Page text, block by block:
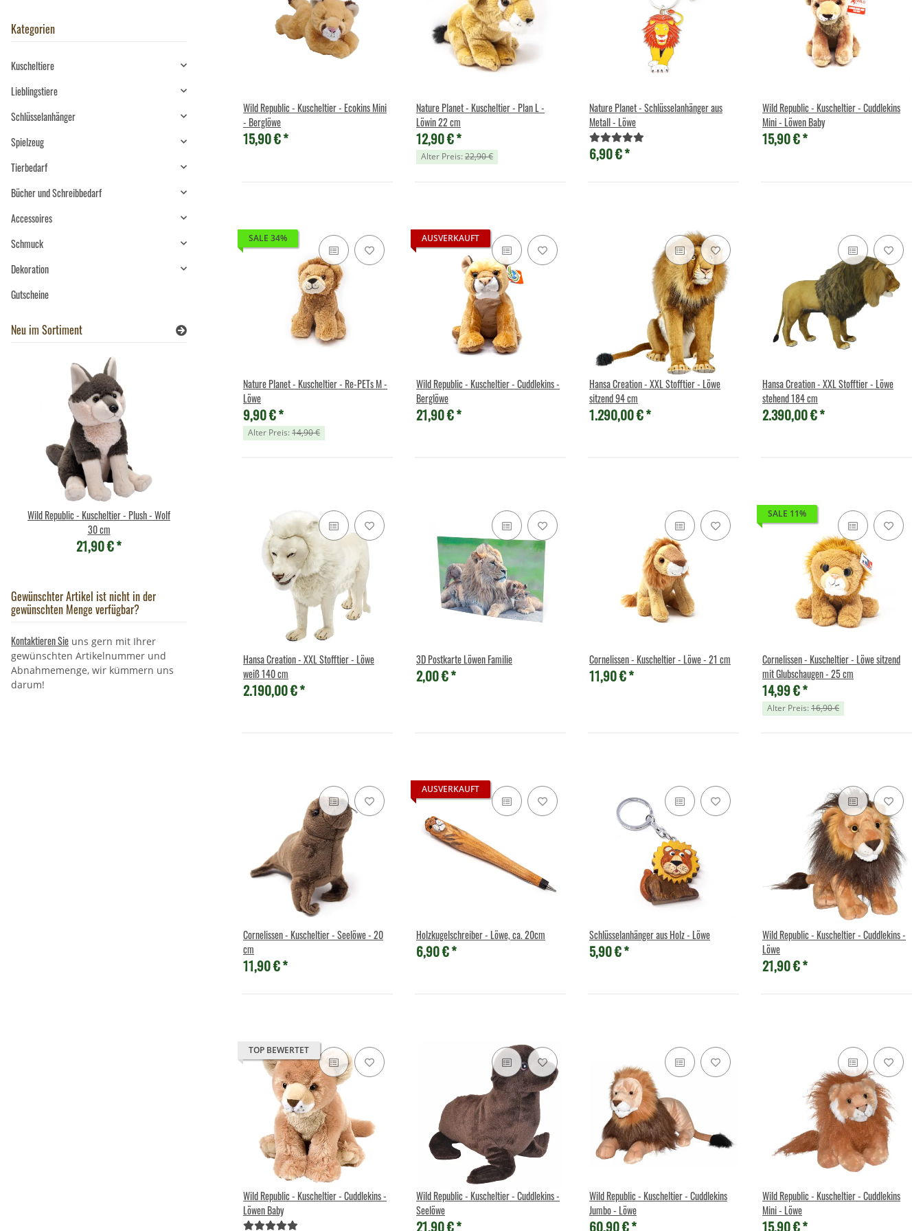
Wild Republic - Kuscheltier - Ecokins Mini
- Berglöwe
15,90 €*
Nature Planet - Kuscheltier - Plan L -
Löwin 22 cm
12,90 €*
Alter Preis: 22,90 €
Nature Planet - Schlüsselanhänger aus
Metall - Löwe
6,90 €*
Wild Republic - Kuscheltier - Cuddlekins
Mini - Löwen Baby
15,90 €*
SALE 34%
Nature Planet - Kuscheltier - Re-PETs M -
Löwe
9,90 €*
Alter Preis: 14,90 €
AUSVERKAUFT
Wild Republic - Kuscheltier - Cuddlekins -
Berglöwe
21,90 €*
Hansa Creation - XXL Stofftier - Löwe
sitzend 94 cm
1.290,00 €*
Hansa Creation - XXL Stofftier - Löwe
stehend 184 cm
2.390,00 €*
Hansa Creation - XXL Stofftier - Löwe
weiß 140 cm
2.190,00 €*
3D Postkarte Löwen Familie
2,00 €*
Cornelissen - Kuscheltier - Löwe - 21 cm
11,90 €*
SALE 11%
Cornelissen - Kuscheltier - Löwe sitzend
mit Glubschaugen - 25 cm
14,99 €*
Alter Preis: 16,90 €
Cornelissen - Kuscheltier - Seelöwe - 20
cm
11,90 €*
AUSVERKAUFT
Holzkugelschreiber - Löwe, ca. 20cm
6,90 €*
Schlüsselanhänger aus Holz - Löwe
5,90 €*
Wild Republic - Kuscheltier - Cuddlekins -
Löwe
21,90 €*
TOP BEWERTET
Wild Republic - Kuscheltier - Cuddlekins -
Löwen Baby
Wild Republic - Kuscheltier - Cuddlekins -
Seelöwe
21,90 €*
Wild Republic - Kuscheltier - Cuddlekins
Jumbo - Löwe
60,90 €*
Wild Republic - Kuscheltier - Cuddlekins
Mini - Löwe
15,90 €*
Kategorien
Kuscheltiere
Lieblingstiere
Schlüsselanhänger
Spielzeug
Tierbedarf
Bücher und Schreibbedarf
Accessoires
Schmuck
Dekoration
Gutscheine
Neu im Sortiment
Wild Republic - Kuscheltier - Plush - Wolf
30 cm
21,90 €*
Wild Republic - Kuscheltier - Pocketkins Eco
- Rabe
9,90 €*
Wild Republic - Kuscheltier - ECO
Cuddlekins - Schuhschnabel
21,90 €*
Wild Republic - Kuscheltier - Plush - Wolf
*
Wild Republic - Kuscheltier - Pocketkins Eco
9,90 €*
Gewünschter Artikel ist nicht in der
gewünschten Menge verfügbar?
Kontaktieren Sie uns gern mit Ihrer
gewünschten Artikelnummer und
Abnahmemenge, wir kümmern uns
darum!